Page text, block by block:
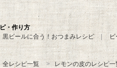
・作り方
黒ビールに合う！おつまみレシピ ビ
全レシピ一覧
レモンの皮のレシピ一